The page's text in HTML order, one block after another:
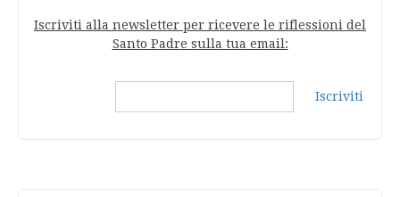
Iscriviti alla newsletter per ricevere le riflessioni del
Santo Padre sulla tua email:
Iscriviti